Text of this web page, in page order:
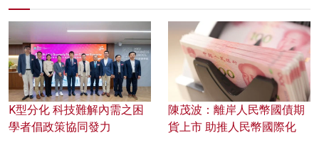
K型分化 科技難解內需之困
學者倡政策協同發力
陳茂波：離岸人民幣國債期
貨上市 助推人民幣國際化